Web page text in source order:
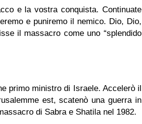
e la vostra conquista. Continuate
e puniremo il nemico. Dio, Dio,
il massacro come uno “splendido
primo ministro di Israele. Accelerò il
est, scatenò una guerra in
di Sabra e Shatila nel 1982.